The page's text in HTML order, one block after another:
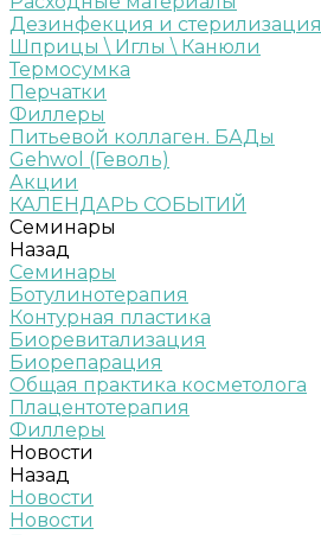
Дезинфекция и стерилизация
Шприцы \ Иглы \ Канюли
Термосумка
Перчатки
Филлеры
Питьевой коллаген. БАДы
Gehwol (Геволь)
Акции
КАЛЕНДАРЬ СОБЫТИЙ
Семинары
Назад
Семинары
Ботулинотерапия
Контурная пластика
Биоревитализация
Биорепарация
Общая практика косметолога
Плацентотерапия
Филлеры
Новости
Назад
Новости
Новости